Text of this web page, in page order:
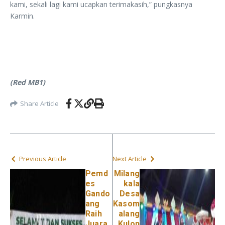
kami, sekali lagi kami ucapkan terimakasih,” pungkasnya
Karmin.
(Red MB1)
Share Article
Previous Article
Pemd
es
Gando
ang
Raih
Next Article
Milang
kala
Desa
Kasom
alang